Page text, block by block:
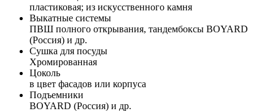
пластиковая; из искусственного камня
Выкатные системы
ПВШ полного открывания, тандембоксы BOYARD
(Россия) и др.
Сушка для посуды
Хромированная
Цоколь
в цвет фасадов или корпуса
Подъемники
BOYARD (Россия) и др.